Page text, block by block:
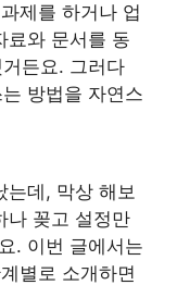
제를 하거나 업
료와 문서를 동
든요. 그러다
방법을 자연스
는데, 막상 해보
나 꽂고 설정만
. 이번 글에서는
별로 소개하면